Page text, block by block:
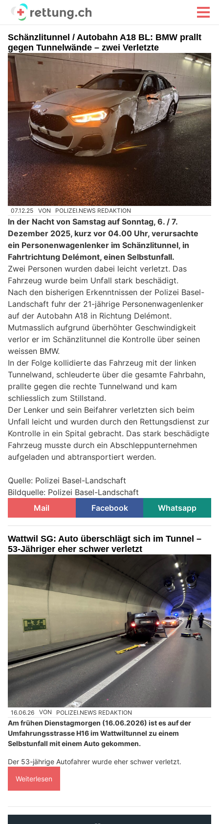
Schänzlitunnel / Autobahn A18 BL: BMW prallt
gegen Tunnelwände – zwei Verletzte
07.12.25 VON POLIZEI.NEWS REDAKTION
In der Nacht von Samstag auf Sonntag, 6. / 7.
Dezember 2025, kurz vor 04.00 Uhr, verursachte
ein Personenwagenlenker im Schänzlitunnel, in
Fahrtrichtung Delémont, einen Selbstunfall.
Zwei Personen wurden dabei leicht verletzt. Das
Fahrzeug wurde beim Unfall stark beschädigt.
Nach den bisherigen Erkenntnissen der Polizei Basel-
Landschaft fuhr der 21-jährige Personenwagenlenker
auf der Autobahn A18 in Richtung Delémont.
Mutmasslich aufgrund überhöhter Geschwindigkeit
verlor er im Schänzlitunnel die Kontrolle über seinen
weissen BMW.
In der Folge kollidierte das Fahrzeug mit der linken
Tunnelwand, schleuderte über die gesamte Fahrbahn,
prallte gegen die rechte Tunnelwand und kam
schliesslich zum Stillstand.
Der Lenker und sein Beifahrer verletzten sich beim
Unfall leicht und wurden durch den Rettungsdienst zur
Kontrolle in ein Spital gebracht. Das stark beschädigte
Fahrzeug musste durch ein Abschleppunternehmen
aufgeladen und abtransportiert werden.
Quelle: Polizei Basel-Landschaft
Bildquelle: Polizei Basel-Landschaft
Mail
Facebook Whatsapp
Wattwil SG: Auto überschlägt sich im Tunnel –
53-Jähriger eher schwer verletzt
16.06.26 VON POLIZEI.NEWS REDAKTION
Am frühen Dienstagmorgen (16.06.2026) ist es auf der
Umfahrungsstrasse H16 im Wattwiltunnel zu einem
Selbstunfall mit einem Auto gekommen.
Der 53-jährige Autofahrer wurde eher schwer verletzt.
Weiterlesen